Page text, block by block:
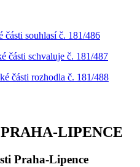
části souhlasí č. 181/486
části schvaluje č. 181/487
části rozhodla č. 181/488
LIPENCE
Praha-Lipence